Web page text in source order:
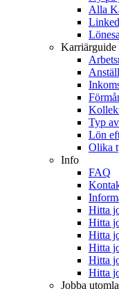
Alla
Karriärguide
Typ
Lön
Olika
Info
FAQ
Hitta
Hitta
Hitta
Hitta
Hitta
Hitta
Jobba